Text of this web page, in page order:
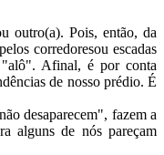
outro(a). Pois, então, da
corredoresou escadas
Afinal, é por conta
de nosso prédio. É
desaparecem", fazem a
alguns de nós pareçam